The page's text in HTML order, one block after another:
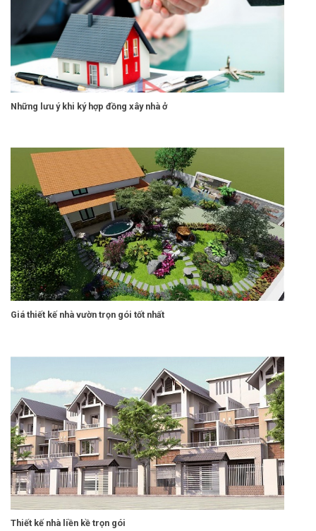
Những lưu ý khi ký hợp đồng xây nhà ở
Giá thiết kế nhà vườn trọn gói tốt nhất
Thiết kế nhà liền kề trọn gói